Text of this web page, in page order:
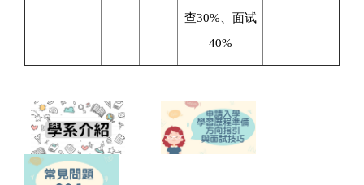
查30%、面试
40%